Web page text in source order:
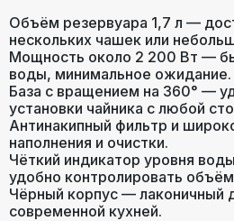
Объём резервуара 1,7 л —
нескольких чашек или
Мощность около 2 200 Вт —
воды, минимальное ожидание.
База с вращением на 360° —
установки чайника с любой
Антинакипный фильтр и
наполнения и очистки.
Чёткий индикатор уровня
удобно контролировать
Чёрный корпус — лаконичный
современной кухней.